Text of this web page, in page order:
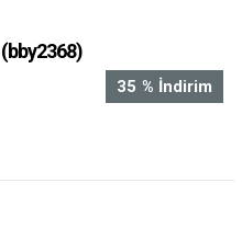
(bby2368)
%
35 İndirim